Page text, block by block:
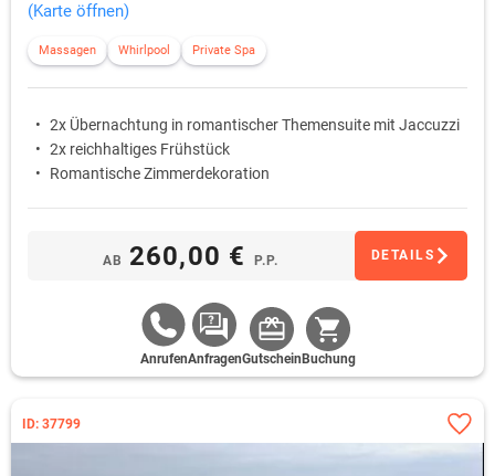
(Karte öffnen)
Massagen Whirlpool Private Spa
2x Übernachtung in romantischer Themensuite mit Jaccuzzi
2x reichhaltiges Frühstück
Romantische Zimmerdekoration
AB 260,00 € P.P. DETAILS
AnrufenAnfragenGutschein Buchung
ID: 37799